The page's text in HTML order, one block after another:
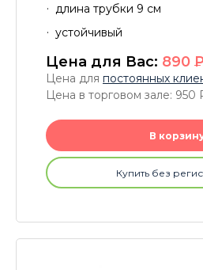
длина трубки 9 см
устойчивый
Цена для Вас: 890
Цена для постоянных
Цена в торговом зале: 950
В
Купить без